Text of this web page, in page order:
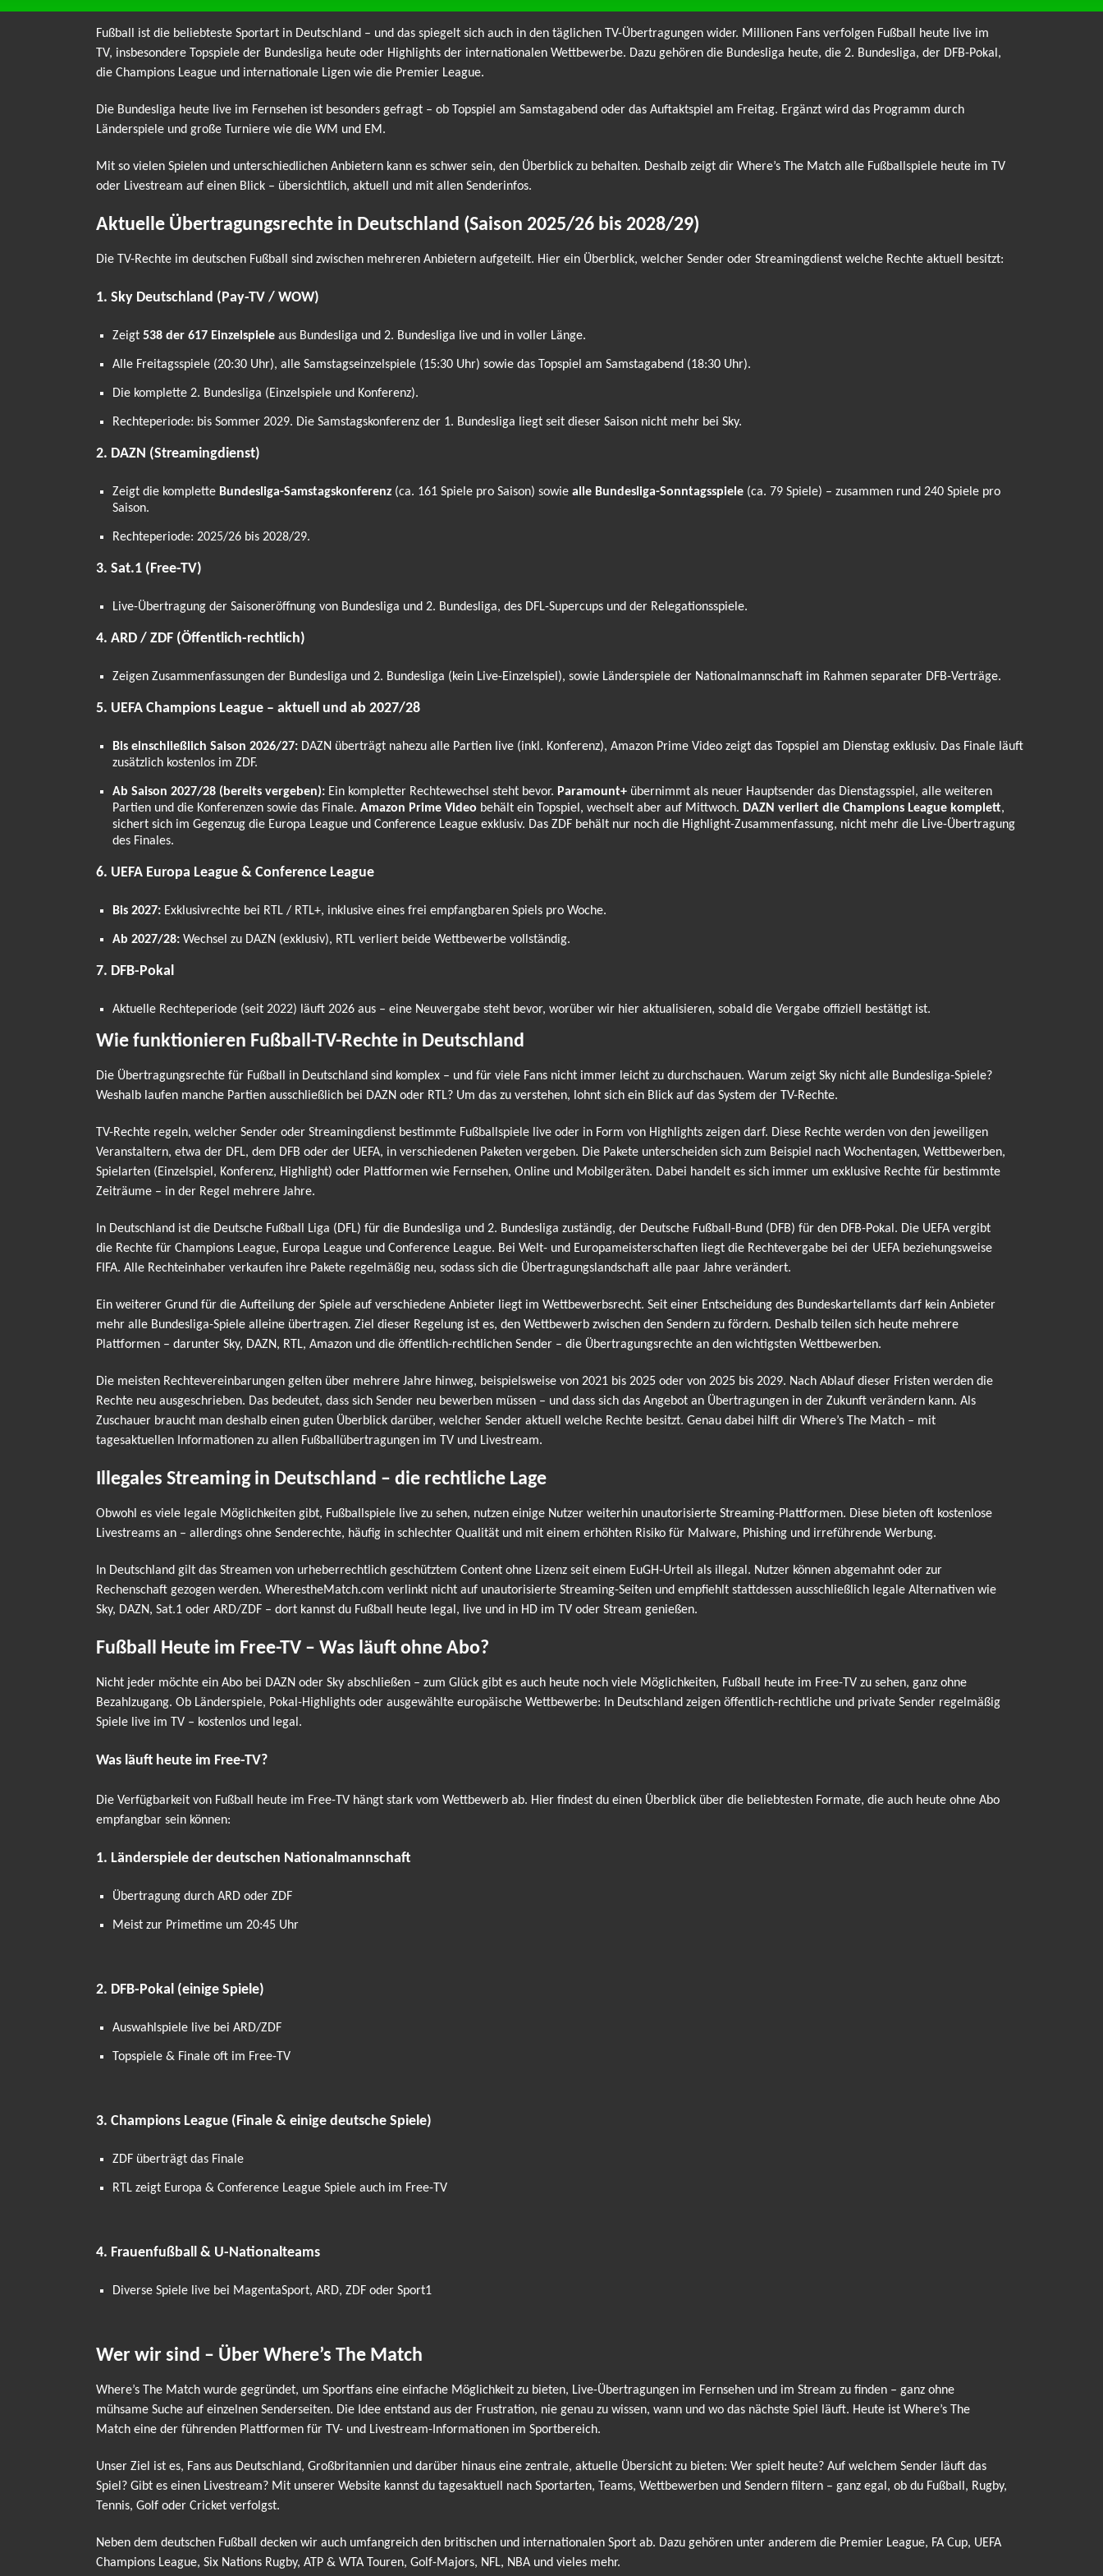
Fußball ist die beliebteste Sportart in Deutschland – und das spiegelt sich auch in den täglichen TV-Übertragungen wider. Millionen Fans verfolgen Fußball heute live im
TV, insbesondere Topspiele der Bundesliga heute oder Highlights der internationalen Wettbewerbe. Dazu gehören die Bundesliga heute, die 2. Bundesliga, der DFB-Pokal,
die Champions League und internationale Ligen wie die Premier League.
Die Bundesliga heute live im Fernsehen ist besonders gefragt – ob Topspiel am Samstagabend oder das Auftaktspiel am Freitag. Ergänzt wird das Programm durch
Länderspiele und große Turniere wie die WM und EM.
Mit so vielen Spielen und unterschiedlichen Anbietern kann es schwer sein, den Überblick zu behalten. Deshalb zeigt dir Where’s The Match alle Fußballspiele heute im TV
oder Livestream auf einen Blick – übersichtlich, aktuell und mit allen Senderinfos.
Aktuelle Übertragungsrechte in Deutschland (Saison 2025/26 bis 2028/29)
Die TV-Rechte im deutschen Fußball sind zwischen mehreren Anbietern aufgeteilt. Hier ein Überblick, welcher Sender oder Streamingdienst welche Rechte aktuell besitzt:
1. Sky Deutschland (Pay-TV / WOW)
Zeigt 538 der 617 Einzelspiele aus Bundesliga und 2. Bundesliga live und in voller Länge.
Alle Freitagsspiele (20:30 Uhr), alle Samstagseinzelspiele (15:30 Uhr) sowie das Topspiel am Samstagabend (18:30 Uhr).
Die komplette 2. Bundesliga (Einzelspiele und Konferenz).
Rechteperiode: bis Sommer 2029. Die Samstagskonferenz der 1. Bundesliga liegt seit dieser Saison nicht mehr bei Sky.
2. DAZN (Streamingdienst)
Zeigt die komplette Bundesliga-Samstagskonferenz (ca. 161 Spiele pro Saison) sowie alle Bundesliga-Sonntagsspiele (ca. 79 Spiele) – zusammen rund 240 Spiele pro
Saison.
Rechteperiode: 2025/26 bis 2028/29.
3. Sat.1 (Free-TV)
Live-Übertragung der Saisoneröffnung von Bundesliga und 2. Bundesliga, des DFL-Supercups und der Relegationsspiele.
4. ARD / ZDF (Öffentlich-rechtlich)
Zeigen Zusammenfassungen der Bundesliga und 2. Bundesliga (kein Live-Einzelspiel), sowie Länderspiele der Nationalmannschaft im Rahmen separater DFB-Verträge.
5. UEFA Champions League – aktuell und ab 2027/28
Bis einschließlich Saison 2026/27: DAZN überträgt nahezu alle Partien live (inkl. Konferenz), Amazon Prime Video zeigt das Topspiel am Dienstag exklusiv. Das Finale läuft
zusätzlich kostenlos im ZDF.
Ab Saison 2027/28 (bereits vergeben): Ein kompletter Rechtewechsel steht bevor. Paramount+ übernimmt als neuer Hauptsender das Dienstagsspiel, alle weiteren
Partien und die Konferenzen sowie das Finale. Amazon Prime Video behält ein Topspiel, wechselt aber auf Mittwoch. DAZN verliert die Champions League komplett,
sichert sich im Gegenzug die Europa League und Conference League exklusiv. Das ZDF behält nur noch die Highlight-Zusammenfassung, nicht mehr die Live-Übertragung
des Finales.
6. UEFA Europa League & Conference League
Bis 2027: Exklusivrechte bei RTL / RTL+, inklusive eines frei empfangbaren Spiels pro Woche.
Ab 2027/28: Wechsel zu DAZN (exklusiv), RTL verliert beide Wettbewerbe vollständig.
7. DFB-Pokal
Aktuelle Rechteperiode (seit 2022) läuft 2026 aus – eine Neuvergabe steht bevor, worüber wir hier aktualisieren, sobald die Vergabe offiziell bestätigt ist.
Wie funktionieren Fußball-TV-Rechte in Deutschland
Die Übertragungsrechte für Fußball in Deutschland sind komplex – und für viele Fans nicht immer leicht zu durchschauen. Warum zeigt Sky nicht alle Bundesliga-Spiele?
Weshalb laufen manche Partien ausschließlich bei DAZN oder RTL? Um das zu verstehen, lohnt sich ein Blick auf das System der TV-Rechte.
TV-Rechte regeln, welcher Sender oder Streamingdienst bestimmte Fußballspiele live oder in Form von Highlights zeigen darf. Diese Rechte werden von den jeweiligen
Veranstaltern, etwa der DFL, dem DFB oder der UEFA, in verschiedenen Paketen vergeben. Die Pakete unterscheiden sich zum Beispiel nach Wochentagen, Wettbewerben,
Spielarten (Einzelspiel, Konferenz, Highlight) oder Plattformen wie Fernsehen, Online und Mobilgeräten. Dabei handelt es sich immer um exklusive Rechte für bestimmte
Zeiträume – in der Regel mehrere Jahre.
In Deutschland ist die Deutsche Fußball Liga (DFL) für die Bundesliga und 2. Bundesliga zuständig, der Deutsche Fußball-Bund (DFB) für den DFB-Pokal. Die UEFA vergibt
die Rechte für Champions League, Europa League und Conference League. Bei Welt- und Europameisterschaften liegt die Rechtevergabe bei der UEFA beziehungsweise
FIFA. Alle Rechteinhaber verkaufen ihre Pakete regelmäßig neu, sodass sich die Übertragungslandschaft alle paar Jahre verändert.
Ein weiterer Grund für die Aufteilung der Spiele auf verschiedene Anbieter liegt im Wettbewerbsrecht. Seit einer Entscheidung des Bundeskartellamts darf kein Anbieter
mehr alle Bundesliga-Spiele alleine übertragen. Ziel dieser Regelung ist es, den Wettbewerb zwischen den Sendern zu fördern. Deshalb teilen sich heute mehrere
Plattformen – darunter Sky, DAZN, RTL, Amazon und die öffentlich-rechtlichen Sender – die Übertragungsrechte an den wichtigsten Wettbewerben.
Die meisten Rechtevereinbarungen gelten über mehrere Jahre hinweg, beispielsweise von 2021 bis 2025 oder von 2025 bis 2029. Nach Ablauf dieser Fristen werden die
Rechte neu ausgeschrieben. Das bedeutet, dass sich Sender neu bewerben müssen – und dass sich das Angebot an Übertragungen in der Zukunft verändern kann. Als
Zuschauer braucht man deshalb einen guten Überblick darüber, welcher Sender aktuell welche Rechte besitzt. Genau dabei hilft dir Where’s The Match – mit
tagesaktuellen Informationen zu allen Fußballübertragungen im TV und Livestream.
Illegales Streaming in Deutschland – die rechtliche Lage
Obwohl es viele legale Möglichkeiten gibt, Fußballspiele live zu sehen, nutzen einige Nutzer weiterhin unautorisierte Streaming-Plattformen. Diese bieten oft kostenlose
Livestreams an – allerdings ohne Senderechte, häufig in schlechter Qualität und mit einem erhöhten Risiko für Malware, Phishing und irreführende Werbung.
In Deutschland gilt das Streamen von urheberrechtlich geschütztem Content ohne Lizenz seit einem EuGH-Urteil als illegal. Nutzer können abgemahnt oder zur
Rechenschaft gezogen werden. WherestheMatch.com verlinkt nicht auf unautorisierte Streaming-Seiten und empfiehlt stattdessen ausschließlich legale Alternativen wie
Sky, DAZN, Sat.1 oder ARD/ZDF – dort kannst du Fußball heute legal, live und in HD im TV oder Stream genießen.
Fußball Heute im Free-TV – Was läuft ohne Abo?
Nicht jeder möchte ein Abo bei DAZN oder Sky abschließen – zum Glück gibt es auch heute noch viele Möglichkeiten, Fußball heute im Free-TV zu sehen, ganz ohne
Bezahlzugang. Ob Länderspiele, Pokal-Highlights oder ausgewählte europäische Wettbewerbe: In Deutschland zeigen öffentlich-rechtliche und private Sender regelmäßig
Spiele live im TV – kostenlos und legal.
Was läuft heute im Free-TV?
Die Verfügbarkeit von Fußball heute im Free-TV hängt stark vom Wettbewerb ab. Hier findest du einen Überblick über die beliebtesten Formate, die auch heute ohne Abo
empfangbar sein können:
1. Länderspiele der deutschen Nationalmannschaft
Übertragung durch ARD oder ZDF
Meist zur Primetime um 20:45 Uhr
2. DFB-Pokal (einige Spiele)
Auswahlspiele live bei ARD/ZDF
Topspiele & Finale oft im Free-TV
3. Champions League (Finale & einige deutsche Spiele)
ZDF überträgt das Finale
RTL zeigt Europa & Conference League Spiele auch im Free-TV
4. Frauenfußball & U-Nationalteams
Diverse Spiele live bei MagentaSport, ARD, ZDF oder Sport1
Wer wir sind – Über Where’s The Match
Where’s The Match wurde gegründet, um Sportfans eine einfache Möglichkeit zu bieten, Live-Übertragungen im Fernsehen und im Stream zu finden – ganz ohne
mühsame Suche auf einzelnen Senderseiten. Die Idee entstand aus der Frustration, nie genau zu wissen, wann und wo das nächste Spiel läuft. Heute ist Where’s The
Match eine der führenden Plattformen für TV- und Livestream-Informationen im Sportbereich.
Unser Ziel ist es, Fans aus Deutschland, Großbritannien und darüber hinaus eine zentrale, aktuelle Übersicht zu bieten: Wer spielt heute? Auf welchem Sender läuft das
Spiel? Gibt es einen Livestream? Mit unserer Website kannst du tagesaktuell nach Sportarten, Teams, Wettbewerben und Sendern filtern – ganz egal, ob du Fußball, Rugby,
Tennis, Golf oder Cricket verfolgst.
Neben dem deutschen Fußball decken wir auch umfangreich den britischen und internationalen Sport ab. Dazu gehören unter anderem die Premier League, FA Cup, UEFA
Champions League, Six Nations Rugby, ATP & WTA Touren, Golf-Majors, NFL, NBA und vieles mehr.